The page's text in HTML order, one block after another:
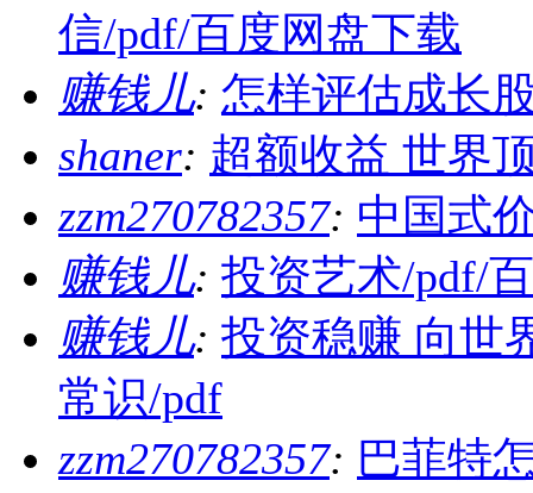
信/pdf/百度网盘下载
赚钱儿: 怎样评估成长
shaner: 超额收益 世界
zzm270782357: 中国式
赚钱儿: 投资艺术/pdf/
赚钱儿: 投资稳赚 向世
常识/pdf
zzm270782357: 巴菲特